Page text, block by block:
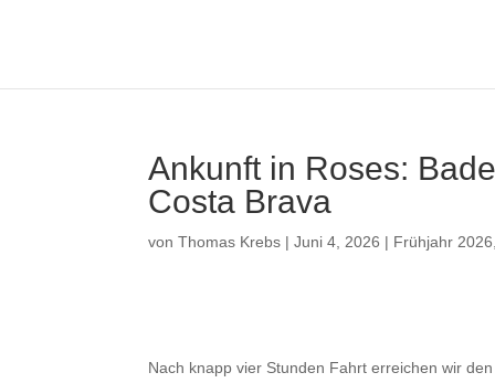
Ankunft in Roses:
Costa Brava
vonThomas Krebs |Juni 4, 2026 | Frühjahr 2026
Nach knapp vier Stunden Fahrt erreichen wir